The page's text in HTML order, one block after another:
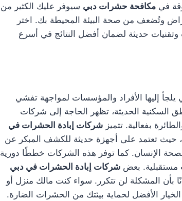
فيمكافحة حشرات دبي سيوفر عليك الكثير من
وتُضعف من صحة البيئة المحيطة بك. اختر
حديثة لضمان أفضل النتائج في أسرع
يلجأ إليها الأفراد والمؤسسات لمواجهة تفشي
السكنية الحديثة، تظهر الحاجة إلى شركات
بفعالية. تتميزشركات إبادة الحشرات في
حيث تعتمد على أجهزة حديثة للكشف المبكر عن
الإنسان. كما توفر هذه الشركات خططًا دورية
مستقبلية. بعضشركات إبادة الحشرات في دبي
بأن المشكلة لن تتكرر. سواء كنت مالك منزل أو
الأفضل لحماية بيئتك من الحشرات الضارة.